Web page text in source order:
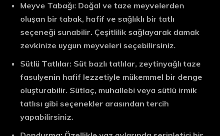
Meyve Tabağı: Doğal ve taze meyvelerden
oluşan bir tabak, hafif ve sağlıklı bir tatlı
seçeneği sunabilir. Çeşitlilik sağlayarak damak
zevkinize uygun meyveleri seçebilirsiniz.
Sütlü Tatlılar: Süt bazlı tatlılar, zeytinyağlı taze
fasulyenin hafif lezzetiyle mükemmel bir denge
oluşturabilir. Sütlaç, muhallebi veya sütlü irmik
tatlısı gibi seçenekler arasından tercih
yapabilirsiniz.